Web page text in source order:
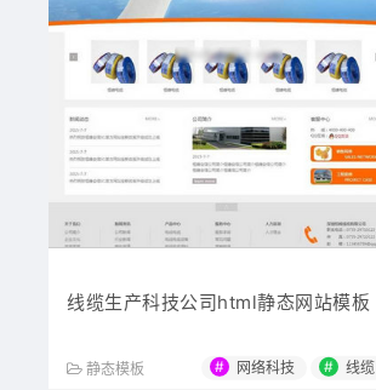
线缆生产科技公司html静态网站模板
静态模板 # 网络科技 # 线缆